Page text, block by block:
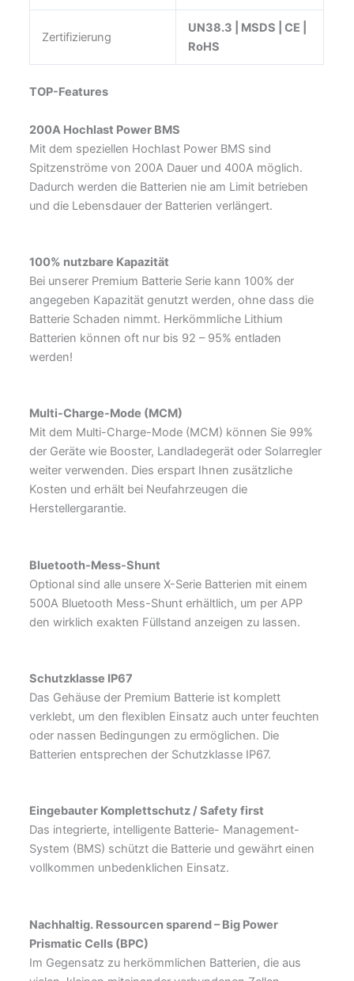
Zertifizierung
UN38.3 | MSDS | CE |
RoHS
TOP-Features
200A Hochlast Power BMS
Mit dem speziellen Hochlast Power BMS sind
Spitzenströme von 200A Dauer und 400A möglich.
Dadurch werden die Batterien nie am Limit betrieben
und die Lebensdauer der Batterien verlängert.
100% nutzbare Kapazität
Bei unserer Premium Batterie Serie kann 100% der
angegeben Kapazität genutzt werden, ohne dass die
Batterie Schaden nimmt. Herkömmliche Lithium
Batterien können oft nur bis 92 – 95% entladen
werden!
Multi-Charge-Mode (MCM)
Mit dem Multi-Charge-Mode (MCM) können Sie 99%
der Geräte wie Booster, Landladegerät oder Solarregler
weiter verwenden. Dies erspart Ihnen zusätzliche
Kosten und erhält bei Neufahrzeugen die
Herstellergarantie.
Bluetooth-Mess-Shunt
Optional sind alle unsere X-Serie Batterien mit einem
500A Bluetooth Mess-Shunt erhältlich, um per APP
den wirklich exakten Füllstand anzeigen zu lassen.
Schutzklasse IP67
Das Gehäuse der Premium Batterie ist komplett
verklebt, um den flexiblen Einsatz auch unter feuchten
oder nassen Bedingungen zu ermöglichen. Die
Batterien entsprechen der Schutzklasse IP67.
Eingebauter Komplettschutz / Safety first
Das integrierte, intelligente Batterie- Management-
System (BMS) schützt die Batterie und gewährt einen
vollkommen unbedenklichen Einsatz.
Nachhaltig. Ressourcen sparend –Big Power
Prismatic Cells (BPC)
Im Gegensatz zu herkömmlichen Batterien, die aus